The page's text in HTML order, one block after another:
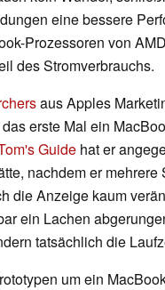
eine bessere
Prozessoren von
des Stromverbrauchs.
aus Apples
erste Mal ein
Guide hat er
nachdem er
die Anzeige kaum
ein Lachen
tatsächlich die
um ein